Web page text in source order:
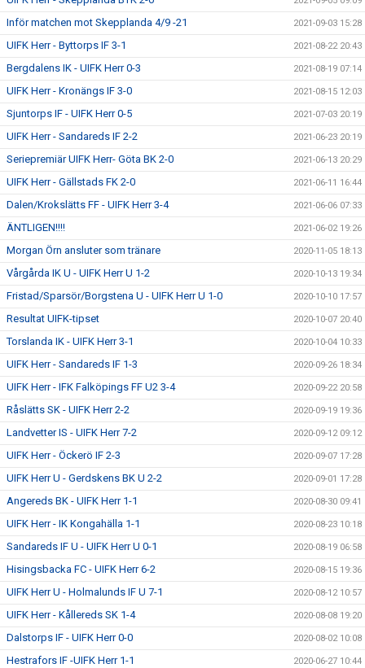
Inför matchen mot Skepplanda 4/9 -21 2021-09-03 15:28
UIFK Herr - Byttorps IF 3-1 2021-08-22 20:43
Bergdalens IK - UIFK Herr 0-3 2021-08-19 07:14
UIFK Herr - Kronängs IF 3-0 2021-08-15 12:03
Sjuntorps IF - UIFK Herr 0-5 2021-07-03 20:19
UIFK Herr - Sandareds IF 2-2 2021-06-23 20:19
Seriepremiär UIFK Herr- Göta BK 2-0 2021-06-13 20:29
UIFK Herr - Gällstads FK 2-0 2021-06-11 16:44
Dalen/Krokslätts FF - UIFK Herr 3-4 2021-06-06 07:33
ÄNTLIGEN!!!! 2021-06-02 19:26
Morgan Örn ansluter som tränare 2020-11-05 18:13
Vårgårda IK U - UIFK Herr U 1-2 2020-10-13 19:34
Fristad/Sparsör/Borgstena U - UIFK Herr U 1-0 2020-10-10 17:57
Resultat UIFK-tipset 2020-10-07 20:40
Torslanda IK - UIFK Herr 3-1 2020-10-04 10:33
UIFK Herr - Sandareds IF 1-3 2020-09-26 18:34
UIFK Herr - IFK Falköpings FF U2 3-4 2020-09-22 20:58
Råslätts SK - UIFK Herr 2-2 2020-09-19 19:36
Landvetter IS - UIFK Herr 7-2 2020-09-12 09:12
UIFK Herr - Öckerö IF 2-3 2020-09-07 17:28
UIFK Herr U - Gerdskens BK U 2-2 2020-09-01 17:28
Angereds BK - UIFK Herr 1-1 2020-08-30 09:41
UIFK Herr - IK Kongahälla 1-1 2020-08-23 10:18
Sandareds IF U - UIFK Herr U 0-1 2020-08-19 06:58
Hisingsbacka FC - UIFK Herr 6-2 2020-08-15 19:36
UIFK Herr U - Holmalunds IF U 7-1 2020-08-12 10:57
UIFK Herr - Kållereds SK 1-4 2020-08-08 19:20
Dalstorps IF - UIFK Herr 0-0 2020-08-02 10:08
Hestrafors IF -UIFK Herr 1-1 2020-06-27 10:44